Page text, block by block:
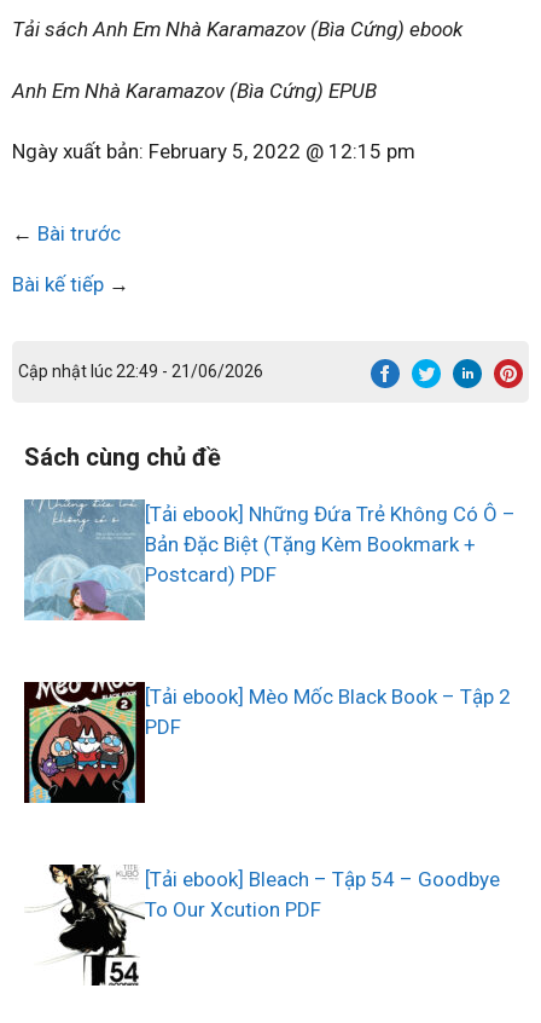
Tải sách Anh Em Nhà Karamazov (Bìa Cứng) ebook
Anh Em Nhà Karamazov (Bìa Cứng) EPUB
Ngày xuất bản: February 5, 2022 @ 12:15 pm
← Bài trước
Bài kế tiếp →
Cập nhật lúc 22:49 - 21/06/2026
Sách cùng chủ đề
[Tải ebook] Những Đứa Trẻ Không Có Ô –
Bản Đặc Biệt (Tặng Kèm Bookmark +
Postcard) PDF
[Tải ebook] Mèo Mốc Black Book – Tập 2
PDF
[Tải ebook] Bleach – Tập 54 – Goodbye
To Our Xcution PDF